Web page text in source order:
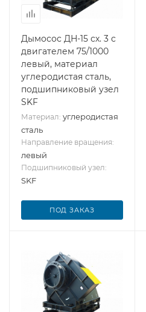
Дымосос ДН-15 сх. 3 с
двигателем 75/1000
левый, материал
углеродистая сталь,
подшипниковый узел
SKF
Материал: углеродистая
сталь
Направление вращения:
левый
Подшипниковый узел:
SKF
ПОД ЗАКАЗ